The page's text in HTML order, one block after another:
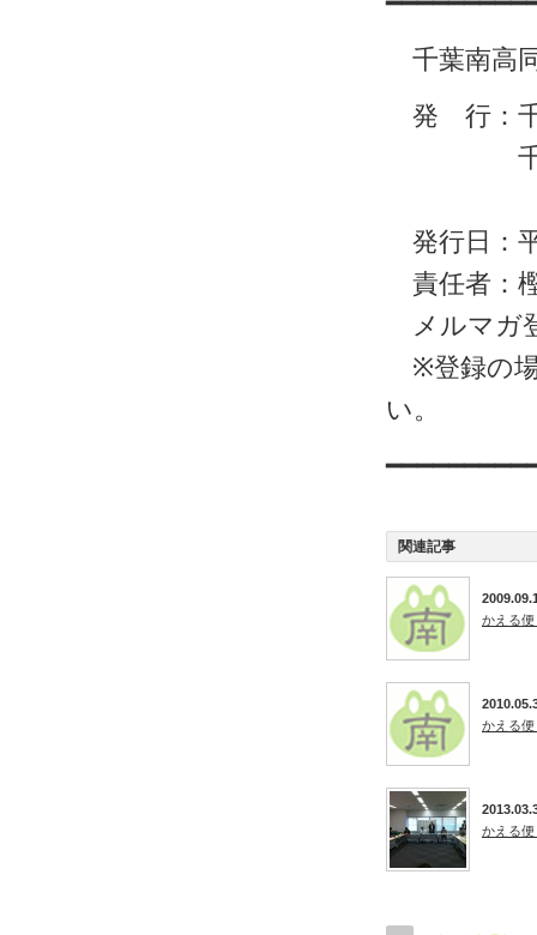
千葉南高
発 行：千
千葉市
発行日：
責任者：
メルマガ
※登録の場
い。
関連記事
かえる
かえる
かえる